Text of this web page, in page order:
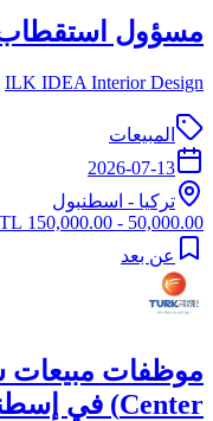
مسؤول استقطاب
ILK IDEA Interior Design
المبيعات
2026-07-13
تركيا - اسطنبول
50,000.00 - 150,000.00 TL
عن بعد
Center) في إسطنبول (الفاتح وبيليك دوزو)